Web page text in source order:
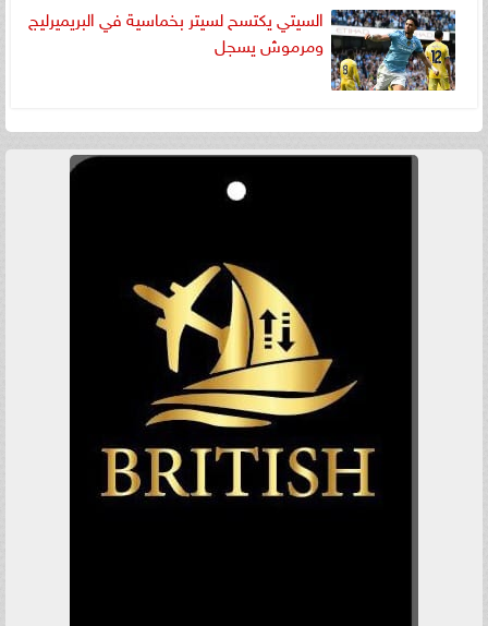
السيتي يكتسح لسيتر بخماسية في البريميرليج
ومرموش يسجل